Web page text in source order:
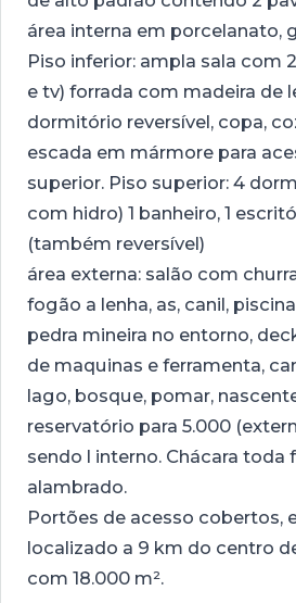
área interna em porcelanato,
Piso inferior: ampla sala com
e tv) forrada com madeira de
dormitório reversível, copa,
escada em mármore para
superior. Piso superior: 4
com hidro) 1 banheiro, 1
(também reversível)
área externa: salão com
fogão a lenha, as, canil,
pedra mineira no entorno,
de maquinas e ferramenta,
lago, bosque, pomar,
reservatório para 5.000
sendo l interno. Chácara toda
alambrado.
Portões de acesso cobertos,
localizado a 9 km do centro
com 18.000 m².